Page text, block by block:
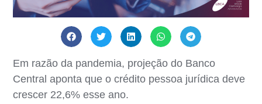
Em razão da pandemia, projeção do Banco
Central aponta que o crédito pessoa jurídica deve
crescer 22,6% esse ano.